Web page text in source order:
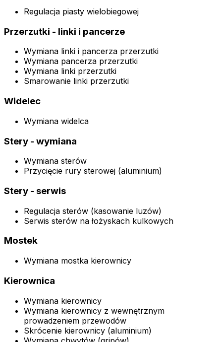
Regulacja piasty wielobiegowej
Przerzutki - linki i pancerze
Wymiana linki i pancerza przerzutki
Wymiana pancerza przerzutki
Wymiana linki przerzutki
Smarowanie linki przerzutki
Widelec
Wymiana widelca
Stery - wymiana
Wymiana sterów
Przycięcie rury sterowej (aluminium)
Stery - serwis
Regulacja sterów (kasowanie luzów)
Serwis sterów na łożyskach kulkowych
Mostek
Wymiana mostka kierownicy
Kierownica
Wymiana kierownicy
Wymiana kierownicy z wewnętrznym
prowadzeniem przewodów
Skrócenie kierownicy (aluminium)